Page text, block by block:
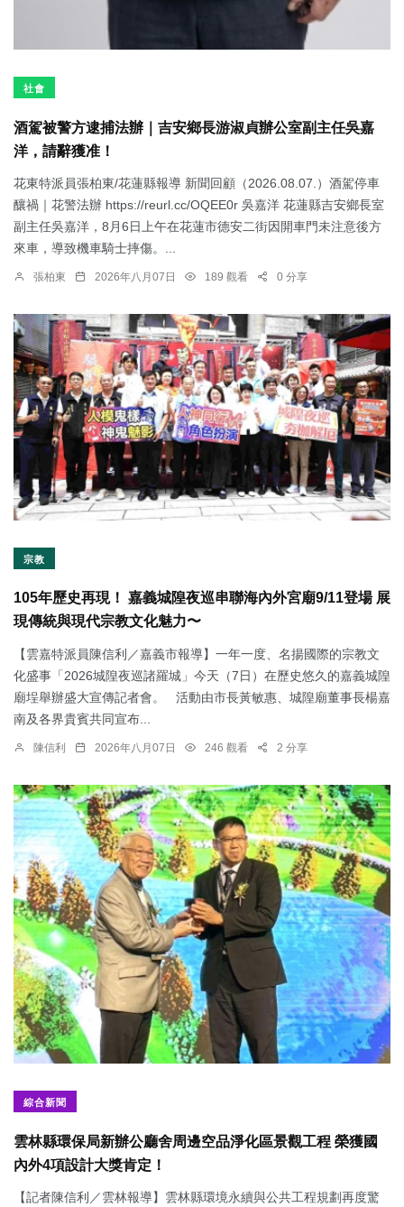
社會
酒駕被警方逮捕法辦｜吉安鄉長游淑貞辦公室副主任吳嘉
洋，請辭獲准！
花東特派員張柏東/花蓮縣報導 新聞回顧（2026.08.07.）酒駕停車
釀禍｜花警法辦 https://reurl.cc/OQEE0r 吳嘉洋 花蓮縣吉安鄉長室
副主任吳嘉洋，8月6日上午在花蓮市德安二街因開車門未注意後方
來車，導致機車騎士摔傷。...
張柏東 2026年八月07日 189 觀看 0 分享
宗教
105年歷史再現！ 嘉義城隍夜巡串聯海內外宮廟9/11登場 展
現傳統與現代宗教文化魅力〜
【雲嘉特派員陳信利／嘉義市報導】一年一度、名揚國際的宗教文
化盛事「2026城隍夜巡諸羅城」今天（7日）在歷史悠久的嘉義城隍
廟埕舉辦盛大宣傳記者會。 活動由市長黃敏惠、城隍廟董事長楊嘉
南及各界貴賓共同宣布...
陳信利 2026年八月07日 246 觀看 2 分享
綜合新聞
雲林縣環保局新辦公廳舍周邊空品淨化區景觀工程 榮獲國
內外4項設計大獎肯定！
【記者陳信利／雲林報導】雲林縣環境永續與公共工程規劃再度驚